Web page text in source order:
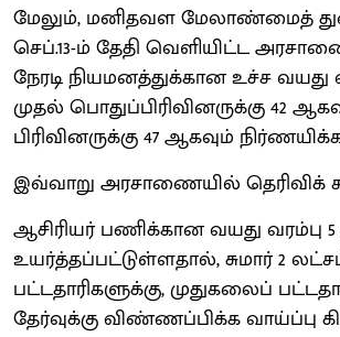
மேலும், மனிதவள மேலாண்மைத்
செப்.13-ம் தேதி வெளியிட்ட
நேரடி நியமனத்துக்கான உச்ச வயது
முதல் பொதுப்பிரிவினருக்கு 42
பிரிவினருக்கு 47 ஆகவும்
இவ்வாறு அரசாணையில் தெரிவிக்
ஆசிரியர் பணிக்கான வயது
உயர்த்தப்பட்டுள்ளதால், சுமார் 2
பட்டதாரிகளுக்கு, முதுகலைப்
தேர்வுக்கு விண்ணப்பிக்க வாய்ப்பு